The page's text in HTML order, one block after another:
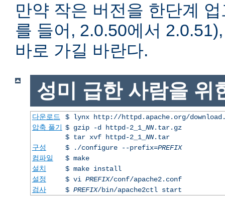
만약 작은 버전을 한단계
를 들어, 2.0.50에서
바로 가길 바란다.
성미 급한 사람을 위
다운로드
$ lynx http://httpd.apache.org/
압축 풀기 $ gzip -d httpd-2_1_ NN.tar.gz
$ tar xvf httpd-2_1_ NN.tar
구성
$ ./configure --prefix=PREFIX
컴파일
$ make
설치
$ make install
설정
$ vi PREFIX/conf/apache2.conf
검사
$ PREFIX/bin/apache2ctl start